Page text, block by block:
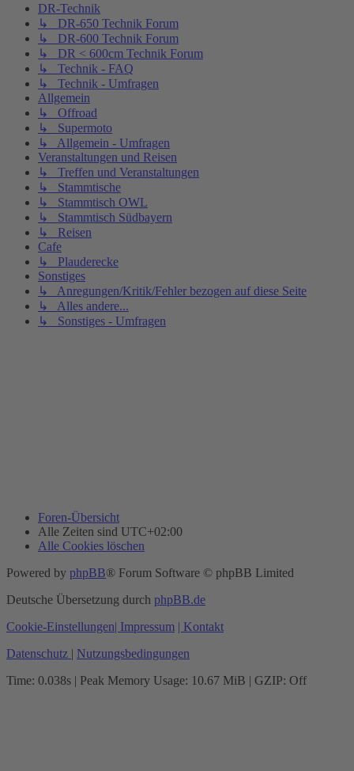
DR-Technik
↳ DR-650 Technik Forum
↳ DR-600 Technik Forum
↳ DR < 600cm Technik Forum
↳ Technik - FAQ
↳ Technik - Umfragen
Allgemein
↳ Offroad
↳ Supermoto
↳ Allgemein - Umfragen
Veranstaltungen und Reisen
↳ Treffen und Veranstaltungen
↳ Stammtische
↳ Stammtisch OWL
↳ Stammtisch Südbayern
↳ Reisen
Cafe
↳ Plauderecke
Sonstiges
↳ Anregungen/Kritik/Fehler bezogen auf diese Seite
↳ Alles andere...
↳ Sonstiges - Umfragen
Foren-Übersicht
Alle Zeiten sind UTC+02:00
Alle Cookies löschen
Powered by phpBB® Forum Software © phpBB Limited
Deutsche Übersetzung durch phpBB.de
Cookie-Einstellungen| Impressum | Kontakt
Datenschutz | Nutzungsbedingungen
Time: 0.038s | Peak Memory Usage: 10.67 MiB | GZIP: Off